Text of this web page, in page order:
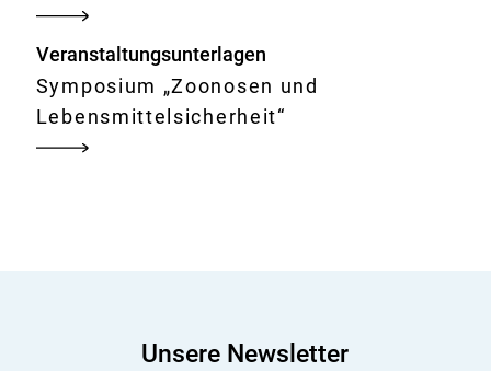
Veranstaltungsunterlagen
Symposium „Zoonosen und
Lebensmittelsicherheit“
Unsere Newsletter